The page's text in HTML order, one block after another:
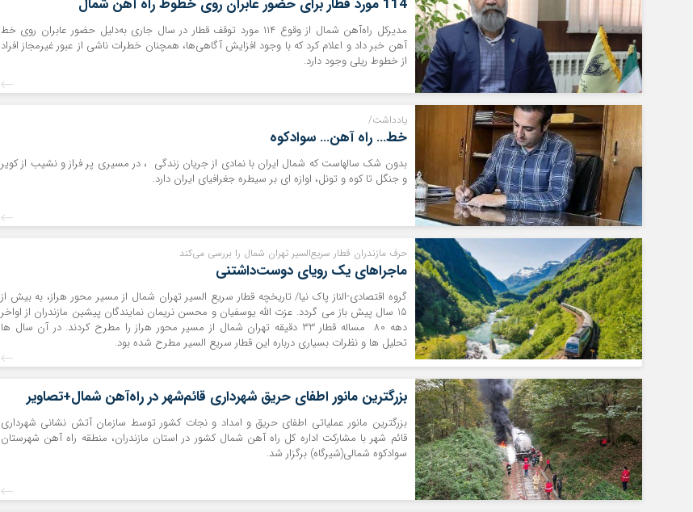
114 مورد قطار برای حضور عابران روی خطوط راه آهن شمال
مدیرکل راه‌آهن شمال از وقوع ۱۱۴ مورد توقف قطار در سال جاری به‌دلیل حضور عابران روی خط
آهن خبر داد و اعلام کرد که با وجود افزایش آگاهی‌ها، همچنان خطرات ناشی از عبور غیرمجاز افراد
از خطوط ریلی وجود دارد.
یادداشت/
خط… راه آهن… سوادکوه
بدون شک سالهاست که شمال ایران با نمادی از جریان زندگی ، در مسیری پر فراز و نشیب از کویر
و جنگل تا کوه و تونل، اوازه ای بر سیطره جغرافیای ایران دارد.
حرف مازندران قطار سریع‌السیر تهران شمال را بررسی می‌کند
ماجراهای یک رویای دوست‌داشتنی
گروه اقتصادی-الناز پاک نیا/ تاریخچه قطار سریع السیر تهران شمال از مسیر محور هراز، به بیش از
15 سال پیش باز می گردد. عزت الله یوسفیان و محسن نریمان نمایندگان پیشین مازندران از اواخر
دهه 80 مساله قطار 33 دقیقه تهران شمال از مسیر محور هراز را مطرح کردند. در آن سال ها
تحلیل ها و نظرات بسیاری درباره این قطار سریع السیر مطرح شده بود.
بزرگترین مانور اطفای حریق شهرداری قائم‌شهر در راه‌آهن شمال+تصاویر
بزرگترین مانور عملیاتی اطفای حریق و امداد و نجات کشور توسط سازمان آتش نشانی شهرداری
قائم شهر با مشارکت اداره کل راه آهن شمال کشور در استان مازندران، منطقه راه آهن شهرستان
سوادکوه شمالی(شیرگاه) برگزار شد.